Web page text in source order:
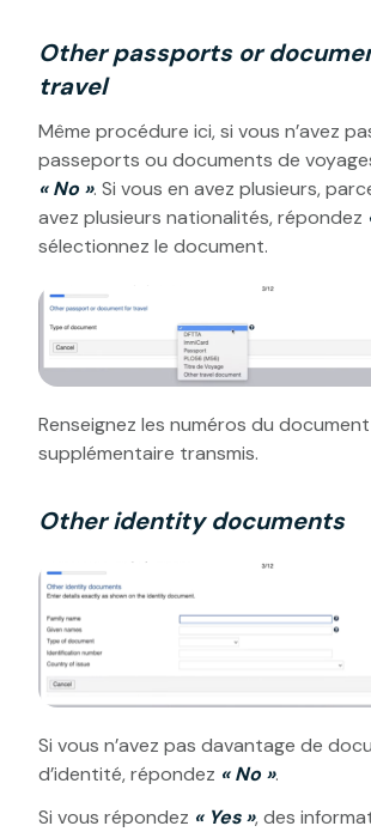
Other passports or
travel
Même procédure ici, si vous n’avez
passeports ou documents de
« No ». Si vous en avez plusieurs,
avez plusieurs nationalités, répondez
sélectionnez le document.
Renseignez les numéros du document
supplémentaire transmis.
Other identity documents
Si vous n’avez pas davantage de
d’identité, répondez « No ».
Si vous répondez « Yes », des